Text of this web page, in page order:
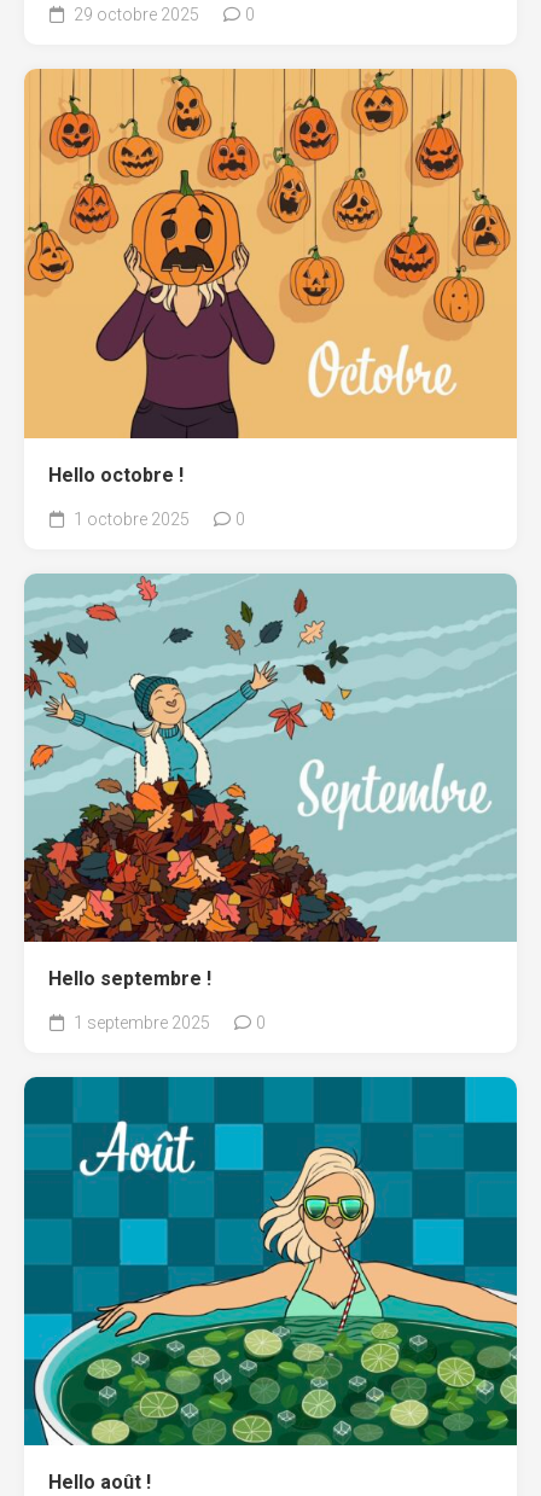
29 octobre 2025 0
Hello octobre !
1 octobre 2025 0
Hello septembre !
1 septembre 2025 0
Hello août !